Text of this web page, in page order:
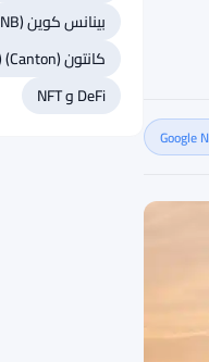
بينانس كوين (BNB) (BNB)
كانتون (Canton) (CC)
DeFi و NFT